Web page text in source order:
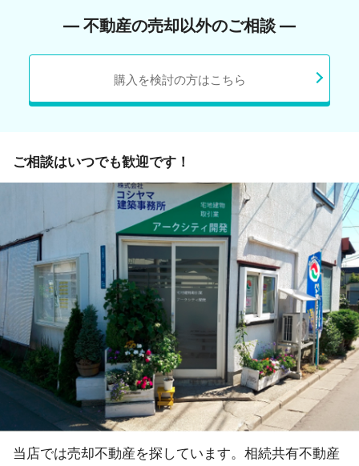
― 不動産の売却以外のご相談 ―
購入を検討の方はこちら
ご相談はいつでも歓迎です！
当店では売却不動産を探しています。相続共有不動産